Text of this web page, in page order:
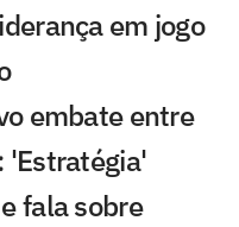
em jogo
embate entre
'Estratégia'
fala sobre